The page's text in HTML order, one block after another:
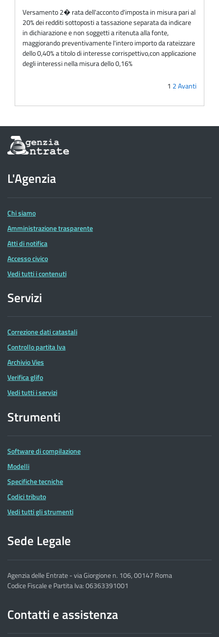
Versamento 2� rata dell'acconto d'imposta in misura pari al
20% dei redditi sottoposti a tassazione separata da indicare
in dichiarazione e non soggetti a ritenuta alla fonte,
maggiorando preventivamente l'intero importo da rateizzare
dello 0,40% a titolo di interesse corrispettivo,con applicazione
degli interessi nella misura dello 0,16%
1 2Avanti
Informazioni
sul
dell'Agenzia
delle
Entrate
L'Agenzia
Chi siamo
Amministrazione trasparente
Atti di notifica
Accesso civico
Vedi tutti i contenuti
Servizi
Correzione dati catastali
Controllo partita Iva
Archivio Vies
Verifica glifo
Vedi tutti i servizi
Strumenti
Software di compilazione
Modelli
Specifiche tecniche
Codici tributo
Vedi tutti gli strumenti
Sede Legale
Agenzia delle Entrate - via Giorgione n. 106, 00147 Roma
Codice Fiscale e Partita Iva: 06363391001
Contatti e assistenza